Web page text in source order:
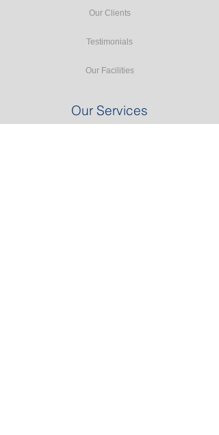
Our Clients
Testimonials
Our Facilities
Our Services